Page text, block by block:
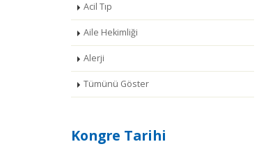
Acil Tıp
Aile Hekimliği
Alerji
Tümünü Göster
Kongre Tarihi